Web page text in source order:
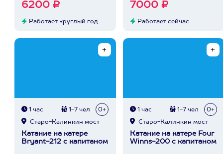
6200 ₽
Работает круглый год
7000 ₽
Работает сейчас
1 час 1-7 чел 0+
Старо-Калинкин мост
Катание на катере
Bryant-212 с капитаном
1 час 1-7 чел 0+
Старо-Калинкин мост
Катание на катере Four
Winns-200 с капитаном